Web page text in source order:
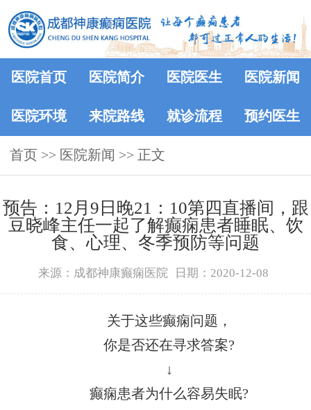
医院首页 医院简介 医院医生 医院新闻
医院环境 来院路线 就诊流程 预约医生
首页 >> 医院新闻 >> 正文
预告：12月9日晚21：10第四直播间，跟
豆晓峰主任一起了解癫痫患者睡眠、饮
食、心理、冬季预防等问题
来源：成都神康癫痫医院 日期：2020-12-08
关于这些癫痫问题，
你是否还在寻求答案?
↓
癫痫患者为什么容易失眠?